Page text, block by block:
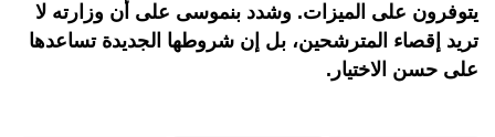
يتوفرون على الميزات. وشدد بنموسى على أن وزارته لا
تريد إقصاء المترشحين، بل إن شروطها الجديدة تساعدها
على حسن الاختيار.